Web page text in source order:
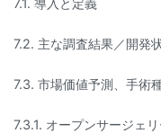
7.2. 主な調査結果／開発
7.3. 市場価値予測、手術
7.3.1. オープンサージェ